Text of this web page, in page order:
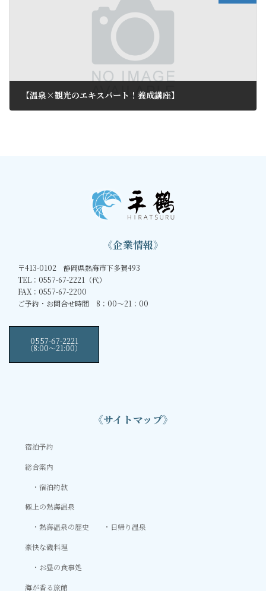
【温泉×観光のエキスパート！養成講座】
《企業情報》
〒413-0102 静岡県熱海市下多賀493
TEL：0557-67-2221（代）
FAX：0557-67-2200
ご予約・お問合せ時間 8：00～21：00
0557-67-2221
（8:00〜21:00）
《サイトマップ》
宿泊予約
総合案内
宿泊約款
極上の熱海温泉
熱海温泉の歴史
日帰り温泉
豪快な磯料理
お昼の食事処
海が香る旅館